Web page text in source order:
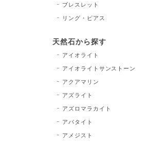
ブレスレット
リング・ピアス
天然石から探す
アイオライト
アイオライトサンストーン
アクアマリン
アズライト
アズロマラカイト
アパタイト
アメジスト